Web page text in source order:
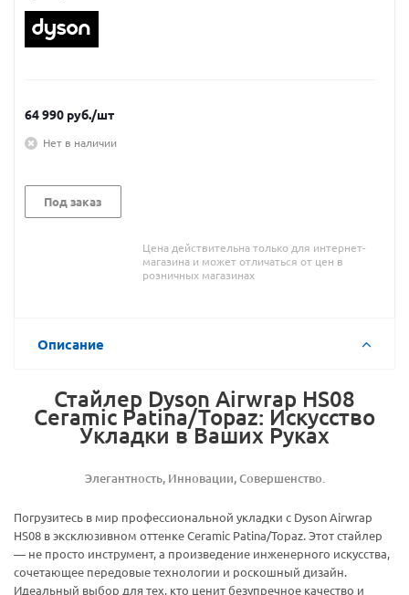
64 990 руб./шт
Нет в наличии
Под заказ
Цена действительна только для интернет-
магазина и может отличаться от цен в
розничных магазинах
Описание
Стайлер Dyson Airwrap HS08
Ceramic Patina/Topaz: Искусство
Укладки в Ваших Руках
Элегантность, Инновации, Совершенство.
Погрузитесь в мир профессиональной укладки с Dyson Airwrap
HS08 в эксклюзивном оттенке Ceramic Patina/Topaz. Этот стайлер
— не просто инструмент, а произведение инженерного искусства,
сочетающее передовые технологии и роскошный дизайн.
Идеальный выбор для тех, кто ценит безупречное качество и